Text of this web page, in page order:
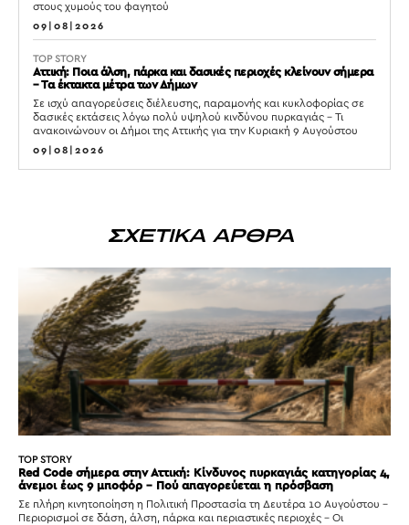
στους χυμούς του φαγητού
09|08|2026
TOP STORY
Αττική: Ποια άλση, πάρκα και δασικές περιοχές κλείνουν σήμερα
– Τα έκτακτα μέτρα των Δήμων
Σε ισχύ απαγορεύσεις διέλευσης, παραμονής και κυκλοφορίας σε
δασικές εκτάσεις λόγω πολύ υψηλού κινδύνου πυρκαγιάς – Τι
ανακοινώνουν οι Δήμοι της Αττικής για την Κυριακή 9 Αυγούστου
09|08|2026
ΣΧΕΤΙΚΑ ΑΡΘΡΑ
TOP STORY
Red Code σήμερα στην Αττική: Κίνδυνος πυρκαγιάς κατηγορίας 4,
άνεμοι έως 9 μποφόρ – Πού απαγορεύεται η πρόσβαση
Σε πλήρη κινητοποίηση η Πολιτική Προστασία τη Δευτέρα 10 Αυγούστου –
Περιορισμοί σε δάση, άλση, πάρκα και περιαστικές περιοχές – Οι